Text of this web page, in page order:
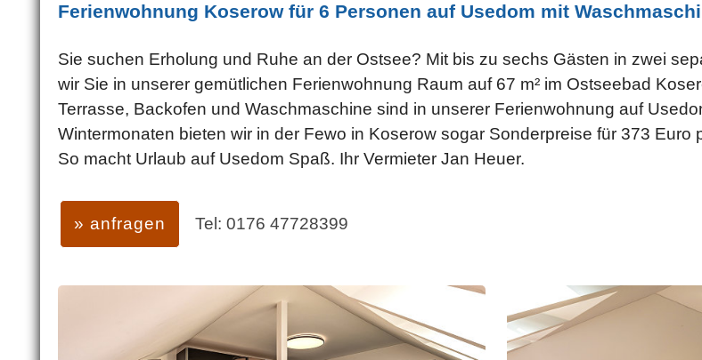
Ferienwohnung Koserow für 6 Personen auf Usedom mit
Sie suchen Erholung und Ruhe an der Ostsee? Mit bis zu sechs Gästen in zwei
wir Sie in unserer gemütlichen Ferienwohnung Raum auf 67 m² im Ostseebad
Terrasse, Backofen und Waschmaschine sind in unserer Ferienwohnung auf
Wintermonaten bieten wir in der Fewo in Koserow sogar Sonderpreise für 373 Euro
So macht Urlaub auf Usedom Spaß. Ihr Vermieter Jan Heuer.
» anfragen Tel: 0176 47728399